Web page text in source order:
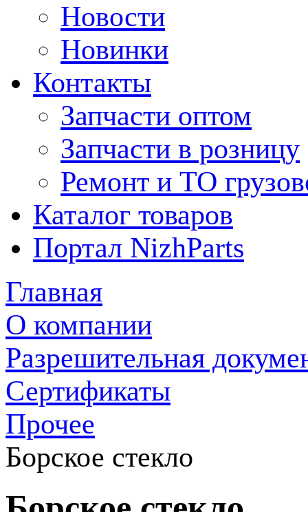
Новости
Новинки
Контакты
Запчасти оптом
Запчасти в розницу
Ремонт и ТО
Каталог товаров
Портал NizhParts
Главная
О компании
Разрешительная
Сертификаты
Прочее
Борское стекло